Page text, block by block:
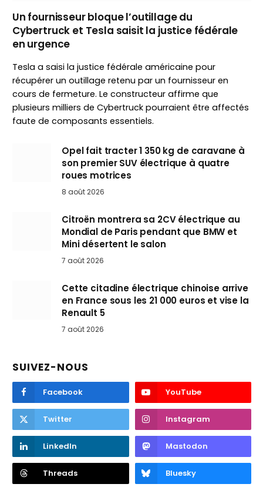
Un fournisseur bloque l’outillage du
Cybertruck et Tesla saisit la justice fédérale
en urgence
Tesla a saisi la justice fédérale américaine pour
récupérer un outillage retenu par un fournisseur en
cours de fermeture. Le constructeur affirme que
plusieurs milliers de Cybertruck pourraient être affectés
faute de composants essentiels.
Opel fait tracter 1 350 kg de caravane à
son premier SUV électrique à quatre
roues motrices
8 août 2026
Citroën montrera sa 2CV électrique au
Mondial de Paris pendant que BMW et
Mini désertent le salon
7 août 2026
Cette citadine électrique chinoise arrive
en France sous les 21 000 euros et vise la
Renault 5
7 août 2026
SUIVEZ-NOUS
Facebook YouTube
Twitter Instagram
LinkedIn Mastodon
Threads Bluesky